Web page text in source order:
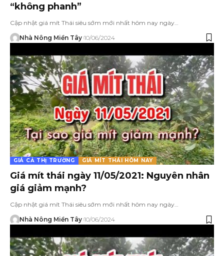
“không phanh”
Cập nhật giá mít Thái siêu sớm mới nhất hôm nay ngày…
Nhà Nông Miền Tây 10/06/2024
GIÁ CẢ THỊ TRƯỜNG GIÁ MÍT THÁI HÔM NAY
Giá mít thái ngày 11/05/2021: Nguyên nhân
giá giảm mạnh?
Cập nhật giá mít Thái siêu sớm mới nhất hôm nay ngày…
Nhà Nông Miền Tây 10/06/2024